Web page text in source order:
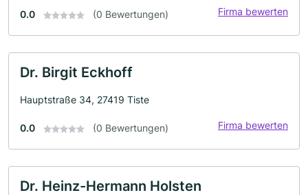
0.0 (0 Bewertungen) Firma bewerten
Dr. Birgit Eckhoff
Hauptstraße 34, 27419 Tiste
0.0 (0 Bewertungen) Firma bewerten
Dr. Heinz-Hermann Holsten